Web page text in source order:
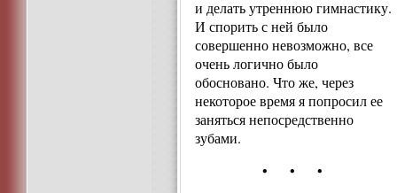
и делать утреннюю гимнастику.
И спорить с ней было
совершенно невозможно, все
очень логично было
обосновано. Что же, через
некоторое время я попросил ее
заняться непосредственно
зубами.
• • •